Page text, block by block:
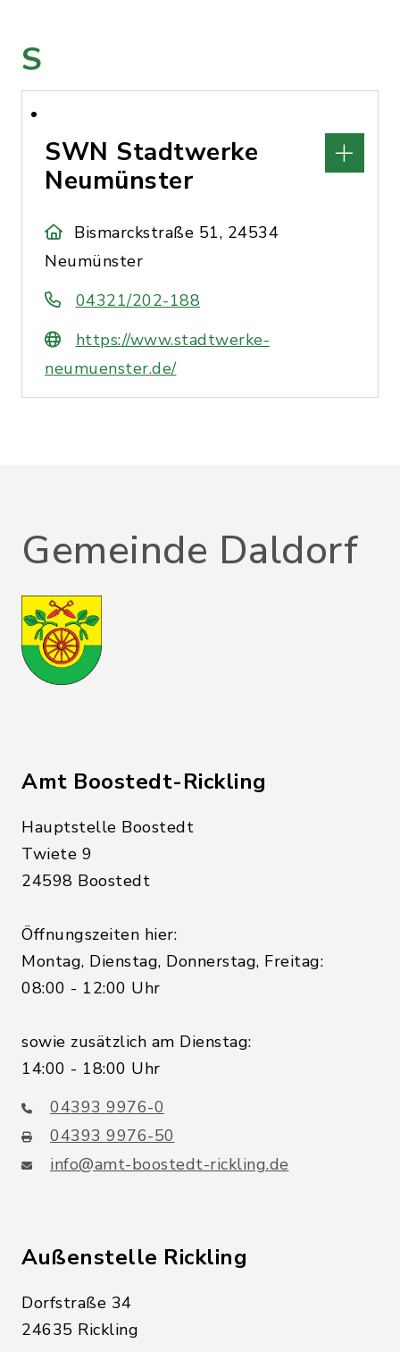
S
SWN Stadtwerke
Neumünster
Bismarckstraße 51, 24534
Neumünster
04321/202-188
https://www.stadtwerke-
neumuenster.de/
Gemeinde Daldorf
Amt Boostedt-Rickling
Hauptstelle Boostedt
Twiete 9
24598 Boostedt
Öffnungszeiten hier:
Montag, Dienstag, Donnerstag, Freitag:
08:00 - 12:00 Uhr
sowie zusätzlich am Dienstag:
14:00 - 18:00 Uhr
04393 9976-0
04393 9976-50
info@amt-boostedt-rickling.de
Außenstelle Rickling
Dorfstraße 34
24635 Rickling